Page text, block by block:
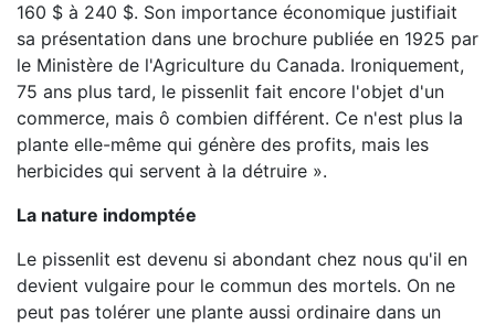
160 $ à 240 $. Son importance économique justifiait
sa présentation dans une brochure publiée en 1925 par
le Ministère de l'Agriculture du Canada. Ironiquement,
75 ans plus tard, le pissenlit fait encore l'objet d'un
commerce, mais ô combien différent. Ce n'est plus la
plante elle-même qui génère des profits, mais les
herbicides qui servent à la détruire ».
La nature indomptée
Le pissenlit est devenu si abondant chez nous qu'il en
devient vulgaire pour le commun des mortels. On ne
peut pas tolérer une plante aussi ordinaire dans un